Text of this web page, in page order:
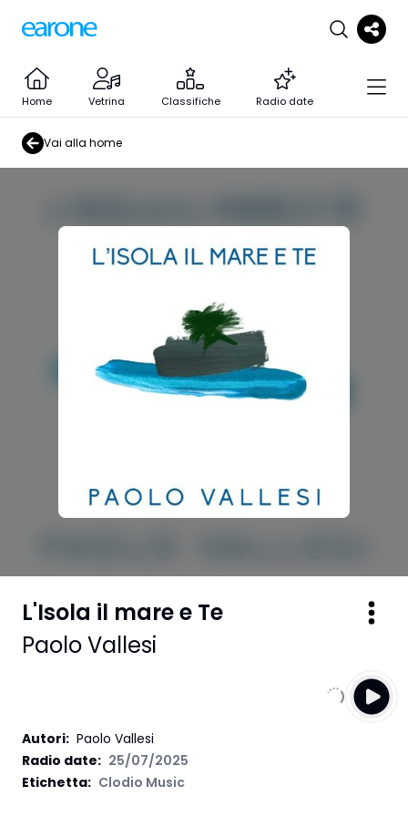
Home Vetrina Classifiche Radio date
Vai alla home
L'Isola il mare e Te
Paolo Vallesi
Autori: Paolo Vallesi
Radio date: 25/07/2025
Etichetta: Clodio Music